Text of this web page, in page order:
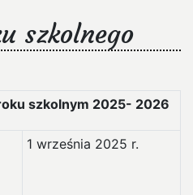
szkolnego
szkolnym 2025- 2026
1 września 2025 r.